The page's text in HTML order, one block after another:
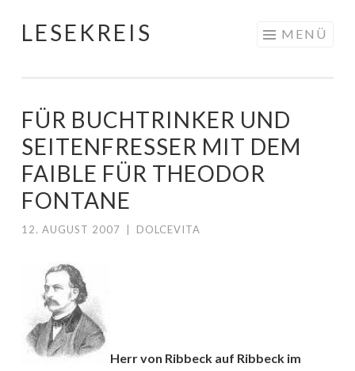
Springe
LESEKREIS MENÜ
FÜR BUCHTRINKER UND
SEITENFRESSER MIT DEM
FAIBLE FÜR THEODOR
FONTANE
12. AUGUST 2007 DOLCEVITA
Herr von Ribbeck auf Ribbeck im